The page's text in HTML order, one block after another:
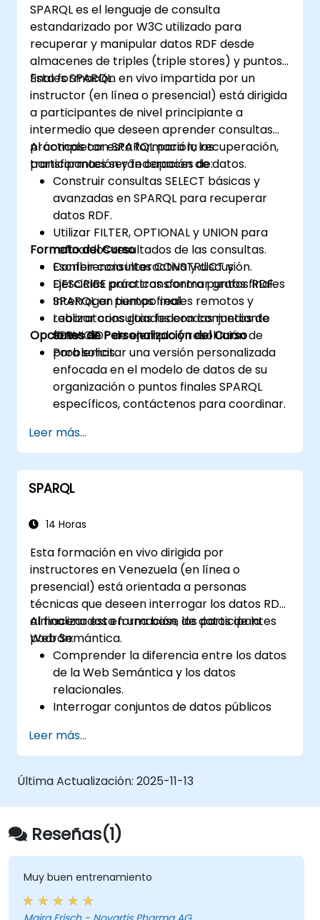
SPARQL es el lenguaje de consulta
estandarizado por W3C utilizado para
recuperar y manipular datos RDF desde
almacenes de triples (triple stores) y puntos
finales SPARQL.
Esta formación en vivo impartida por un
instructor (en línea o presencial) está dirigida
a participantes de nivel principiante a
intermedio que deseen aprender consultas
prácticas con SPARQL para la recuperación,
transformación y federación de datos.
Al completar esta formación, los
participantes serán capaces de:
Construir consultas SELECT básicas y
avanzadas en SPARQL para recuperar
datos RDF.
Utilizar FILTER, OPTIONAL y UNION para
refinar los resultados de las consultas.
Escribir consultas CONSTRUCT y
DESCRIBE para transformar grafos RDF.
Interrogar puntos finales remotos y
realizar consultas federadas mediante
SERVICE.
Formato del Curso
Conferencia interactiva y discusión.
Ejercicios prácticos contra puntos finales
SPARQL en tiempo real.
Laboratorios guiados con conjuntos de
datos RDF de ejemplo y resolución de
problemas.
Opciones de Personalización del Curso
Para solicitar una versión personalizada
enfocada en el modelo de datos de su
organización o puntos finales SPARQL
específicos, contáctenos para coordinar.
Leer más...
SPARQL
14 Horas
Esta formación en vivo dirigida por
instructores en Venezuela (en línea o
presencial) está orientada a personas
técnicas que deseen interrogar los datos RDF
almacenados en una base de datos de la
Web Semántica.
Al finalizar esta formación, los participantes
podrán:
Comprender la diferencia entre los datos
de la Web Semántica y los datos
relacionales.
Interrogar conjuntos de datos públicos
Semántica.
Modelar datos para su interrogación con
SPARQL.
datos vinculados de la Web Semántica.
Ejecutar consultas SPARQL desde dentro
de una aplicación existente.
Leer más...
Última Actualización: 2025-11-13
Reseñas(1)
Muy buen entrenamiento